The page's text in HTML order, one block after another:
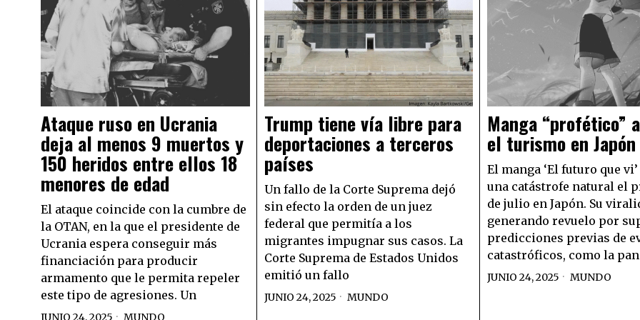
Ataque ruso en Ucrania
deja al menos 9 muertos y
150 heridos entre ellos 18
menores de edad
El ataque coincide con la cumbre de
la OTAN, en la que el presidente de
Ucrania espera conseguir más
financiación para producir
armamento que le permita repeler
este tipo de agresiones. Un
JUNIO 24, 2025 MUNDO
Trump tiene vía libre para
deportaciones a terceros
países
Un fallo de la Corte Suprema dejó
sin efecto la orden de un juez
federal que permitía a los
migrantes impugnar sus casos. La
Corte Suprema de Estados Unidos
emitió un fallo
JUNIO 24, 2025 MUNDO
Manga “profético”
el turismo en Japón
El manga ‘El futuro que
una catástrofe natural el
de julio en Japón. Su
generando revuelo por
predicciones previas de
catastróficos, como la
JUNIO 24, 2025 MUNDO